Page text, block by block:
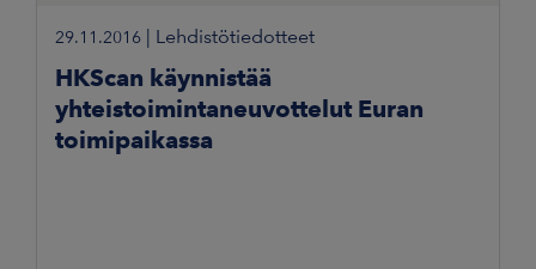
29.11.2016 Lehdistötiedotteet
HKScan käynnistää
yhteistoimintaneuvottelut Euran
toimipaikassa